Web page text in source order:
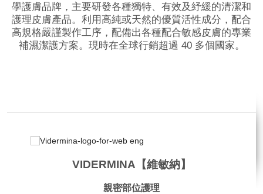
學護膚品牌，主要研發各種獨特、有效及紓緩的清潔和
護理皮膚產品。利用高純或天然的優質活性成分，配合
高規格嚴謹製作工序，配備出各種配合敏感皮膚的專業
補濕潔護方案。現時在全球行銷超過 40 多個國家。
VIDERMINA【維敏納】
親密部位護理